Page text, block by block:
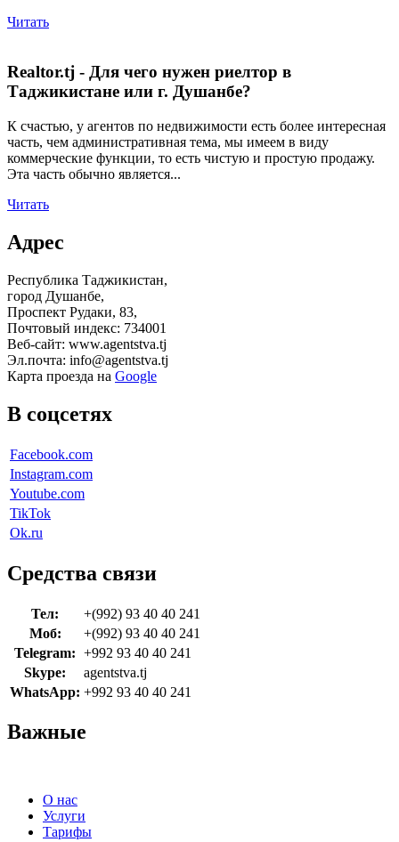
Читать
Realtor.tj - Для чего нужен риелтор в
Таджикистане или г. Душанбе?
К счастью, у агентов по недвижимости есть более интересная
часть, чем административная тема, мы имеем в виду
коммерческие функции, то есть чистую и простую продажу.
Эта часть обычно является...
Читать
Адрес
Республика Таджикистан,
город Душанбе,
Проспект Рудаки, 83,
Почтовый индекс: 734001
Веб-сайт: www.agentstva.tj
Эл.почта: info@agentstva.tj
Карта проезда на Google
В соцсетях
Facebook.com
Instagram.com
Youtube.com
TikTok
Ok.ru
Средства связи
Тел:
+(992) 93 40 40 241
Моб:
+(992) 93 40 40 241
Telegram: +992 93 40 40 241
Skype:
agentstva.tj
WhatsApp: +992 93 40 40 241
Важные
О нас
Услуги
Тарифы